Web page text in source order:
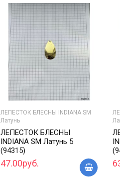
ЛЕПЕСТОК БЛЕСНЫ INDIANA SM
Латунь
ЛЕПЕСТОК БЛЕСНЫ
INDIANA SM Латунь 5
(94315)
47.00руб.